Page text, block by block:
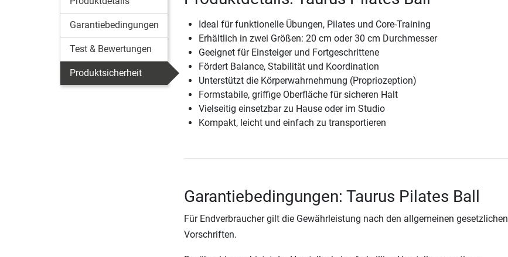
Garantiebedingungen
Test & Bewertungen
Produktsicherheit
Ideal für funktionelle Übungen, Pilates und Core-Training
Erhältlich in zwei Größen: 20 cm oder 30 cm Durchmesser
Geeignet für Einsteiger und Fortgeschrittene
Fördert Balance, Stabilität und Koordination
Unterstützt die Körperwahrnehmung (Propriozeption)
Formstabile, griffige Oberfläche für sicheren Halt
Vielseitig einsetzbar zu Hause oder im Studio
Kompakt, leicht und einfach zu transportieren
Garantiebedingungen: Taurus Pilates Ball
Für Endverbraucher gilt die Gewährleistung nach den allgemeinen gesetzlichen
Vorschriften.